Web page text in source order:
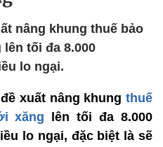
nâng khung thuế bảo
tối đa 8.000
lo ngại.
xuất nâng khung thuế
xăng lên tối đa 8.000
lo ngại, đặc biệt là sẽ